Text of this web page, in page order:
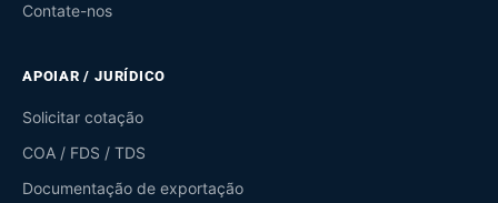
Contate-nos
APOIAR / JURÍDICO
Solicitar cotação
COA / FDS / TDS
Documentação de exportação